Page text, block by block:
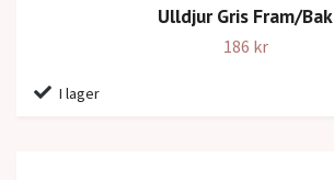
Ulldjur Gris Fram/Bak
186 kr
I lager